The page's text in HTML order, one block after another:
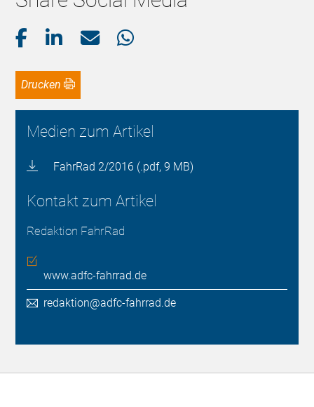
Drucken
Medien zum Artikel
FahrRad 2/2016 (.pdf, 9 MB)
Kontakt zum Artikel
Redaktion FahrRad
www.adfc-fahrrad.de
redaktion@adfc-fahrrad.de